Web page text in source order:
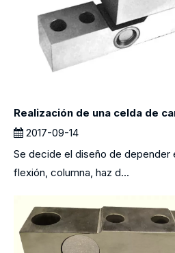
Realización de una celda de
2017-09-14
Se decide el diseño de depender
flexión, columna, haz d...